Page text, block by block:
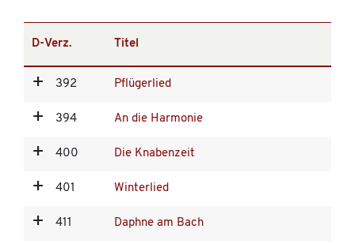
D-Verz. Titel
392 Pflügerlied
394 An die Harmonie
400 Die Knabenzeit
401 Winterlied
411 Daphne am Bach